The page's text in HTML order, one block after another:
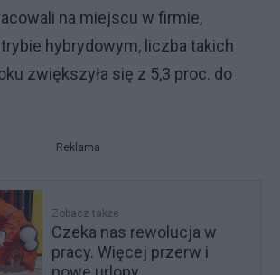
na miejscu w firmie,
hybrydowym, liczba takich
zwiększyła się z 5,3 proc. do
Reklama
Zobacz także
Czeka nas rewolucja w
pracy. Więcej przerw i